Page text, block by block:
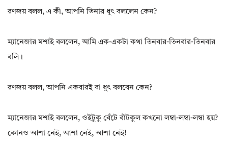
রণজয় বলল, এ কী, আপনি তিনার ধুৎ বললেন কেন?
ম্যানেজার মশাই বললেন, আমি এক-একটা কথা তিনবার-তিনবার-তিনবার
বলি।
রণজয় বলল, আপনি একবারই বা ধুৎ বলবেন কেন?
ম্যানেজার মশাই বললেন, ওইটুকু বেঁটে বাঁটকুল কখনো লম্বা-লম্বা-লম্বা হয়?
কোনও আশা নেই, আশা নেই, আশা নেই!